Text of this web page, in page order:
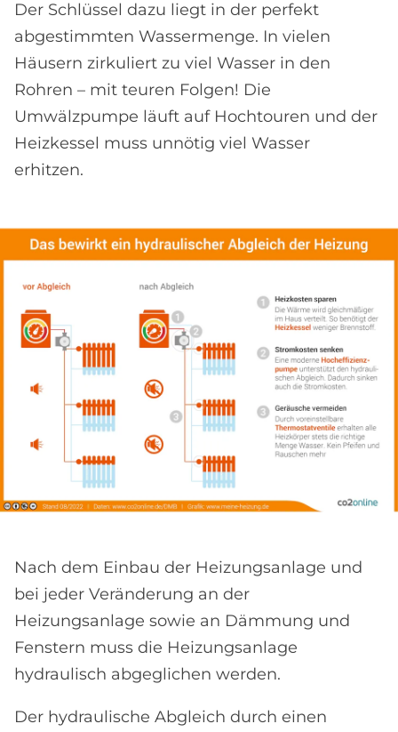
Der Schlüssel dazu liegt in der perfekt
abgestimmten Wassermenge. In vielen
Häusern zirkuliert zu viel Wasser in den
Rohren – mit teuren Folgen! Die
Umwälzpumpe läuft auf Hochtouren und der
Heizkessel muss unnötig viel Wasser
erhitzen.
Nach dem Einbau der Heizungsanlage und
bei jeder Veränderung an der
Heizungsanlage sowie an Dämmung und
Fenstern muss die Heizungsanlage
hydraulisch abgeglichen werden.
Der hydraulische Abgleich durch einen